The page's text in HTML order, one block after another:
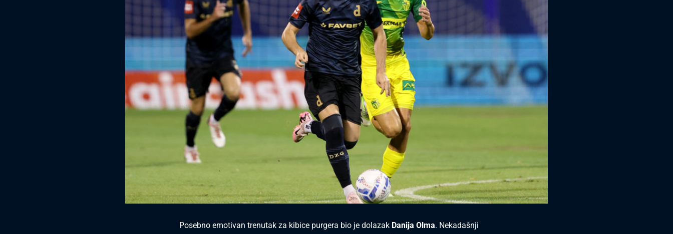
Posebno emotivan trenutak za kibice purgera bio je dolazak Danija Olma. Nekadašnji